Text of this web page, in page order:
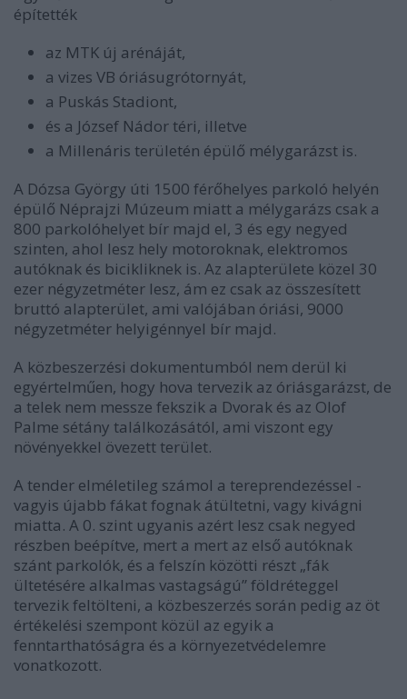
építették
az MTK új arénáját,
a vizes VB óriásugrótornyát,
a Puskás Stadiont,
és a József Nádor téri, illetve
a Millenáris területén épülő mélygarázst is.
A Dózsa György úti 1500 férőhelyes parkoló helyén
épülő Néprajzi Múzeum miatt a mélygarázs csak a
800 parkolóhelyet bír majd el, 3 és egy negyed
szinten, ahol lesz hely motoroknak, elektromos
autóknak és bicikliknek is. Az alapterülete közel 30
ezer négyzetméter lesz, ám ez csak az összesített
bruttó alapterület, ami valójában óriási, 9000
négyzetméter helyigénnyel bír majd.
A közbeszerzési dokumentumból nem derül ki
egyértelműen, hogy hova tervezik az óriásgarázst, de
a telek nem messze fekszik a Dvorak és az Olof
Palme sétány találkozásától, ami viszont egy
növényekkel övezett terület.
A tender elméletileg számol a tereprendezéssel -
vagyis újabb fákat fognak átültetni, vagy kivágni
miatta. A 0. szint ugyanis azért lesz csak negyed
részben beépítve, mert a mert az első autóknak
szánt parkolók, és a felszín közötti részt „fák
ültetésére alkalmas vastagságú” földréteggel
tervezik feltölteni, a közbeszerzés során pedig az öt
értékelési szempont közül az egyik a
fenntarthatóságra és a környezetvédelemre
vonatkozott.